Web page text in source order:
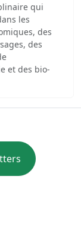
qui
les
des
des
et des bio-